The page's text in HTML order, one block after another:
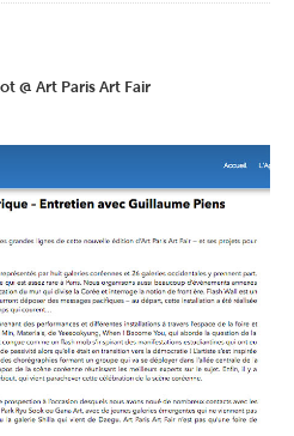
@ Art Paris Art Fair